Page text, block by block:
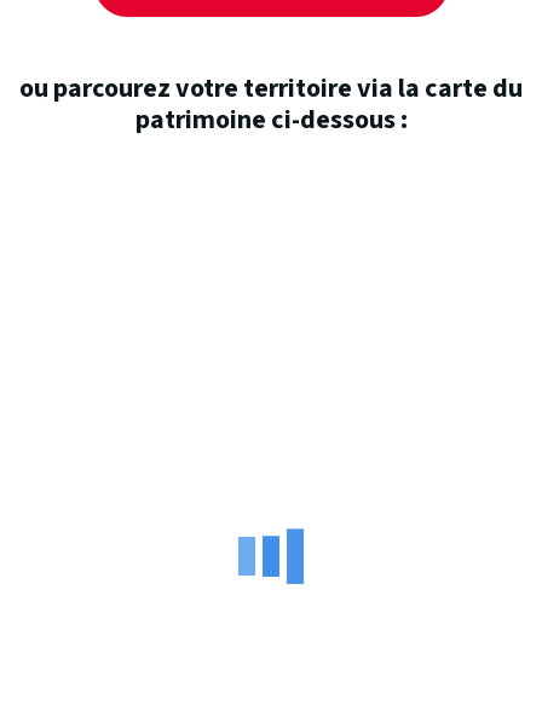
ou parcourez votre territoire via la carte du
patrimoine ci-dessous :